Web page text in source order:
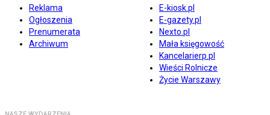
Reklama
Ogłoszenia
Prenumerata
Archiwum
E-kiosk.pl
E-gazety.pl
Nexto.pl
Mała księgowość
Kancelarierp.pl
Wieści Rolnicze
Życie Warszawy